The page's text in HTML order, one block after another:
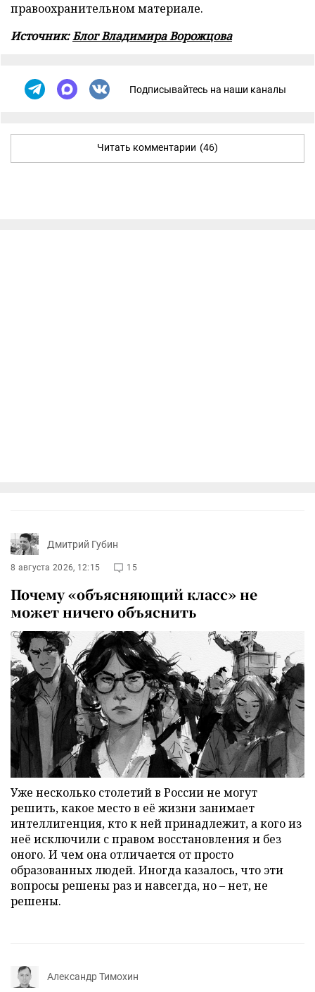
правоохранительном материале.
Источник:Блог Владимира Ворожцова
Подписывайтесь на наши каналы
Читать комментарии (46)
Дмитрий Губин
8 августа 2026, 12:15 15
Почему «объясняющий класс» не
может ничего объяснить
Уже несколько столетий в России не могут
решить, какое место в её жизни занимает
интеллигенция, кто к ней принадлежит, а кого из
неё исключили с правом восстановления и без
оного. И чем она отличается от просто
образованных людей. Иногда казалось, что эти
вопросы решены раз и навсегда, но – нет, не
решены.
Александр Тимохин